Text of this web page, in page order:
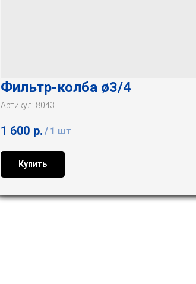
Фильтр-колба ø3/4
Артикул: 8043
1 600 р. / 1 шт
Купить